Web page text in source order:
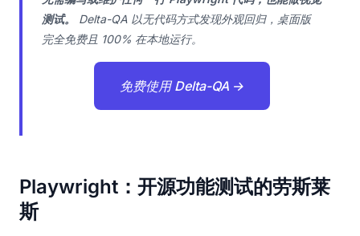
测试。
Delta-QA 以无代码方式发现外观回归，桌面版
完全免费且 100% 在本地运行。
免费使用 Delta-QA →
Playwright：开源功能测试的劳斯莱
斯